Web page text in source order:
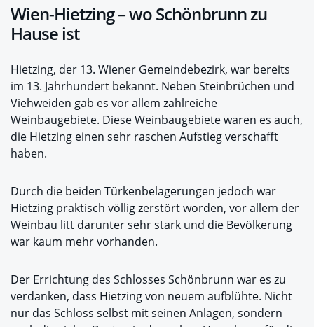
Wien-Hietzing – wo Schönbrunn zu
Hause ist
Hietzing, der 13. Wiener Gemeindebezirk, war bereits
im 13. Jahrhundert bekannt. Neben Steinbrüchen und
Viehweiden gab es vor allem zahlreiche
Weinbaugebiete. Diese Weinbaugebiete waren es auch,
die Hietzing einen sehr raschen Aufstieg verschafft
haben.
Durch die beiden Türkenbelagerungen jedoch war
Hietzing praktisch völlig zerstört worden, vor allem der
Weinbau litt darunter sehr stark und die Bevölkerung
war kaum mehr vorhanden.
Der Errichtung des Schlosses Schönbrunn war es zu
verdanken, dass Hietzing von neuem aufblühte. Nicht
nur das Schloss selbst mit seinen Anlagen, sondern